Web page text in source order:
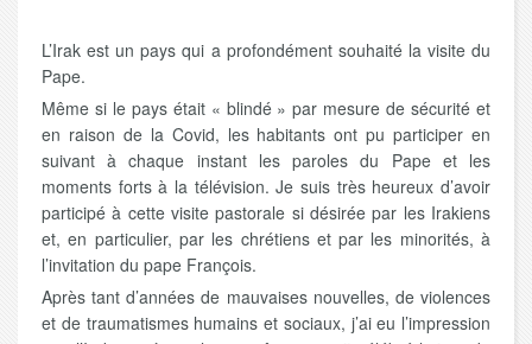
L’Irak est un pays qui a profondément souhaité la visite du
Pape.
Même si le pays était « blindé » par mesure de sécurité et
en raison de la Covid, les habitants ont pu participer en
suivant à chaque instant les paroles du Pape et les
moments forts à la télévision. Je suis très heureux d’avoir
participé à cette visite pastorale si désirée par les Irakiens
et, en particulier, par les chrétiens et par les minorités, à
l’invitation du pape François.
Après tant d’années de mauvaises nouvelles, de violences
et de traumatismes humains et sociaux, j’ai eu l’impression